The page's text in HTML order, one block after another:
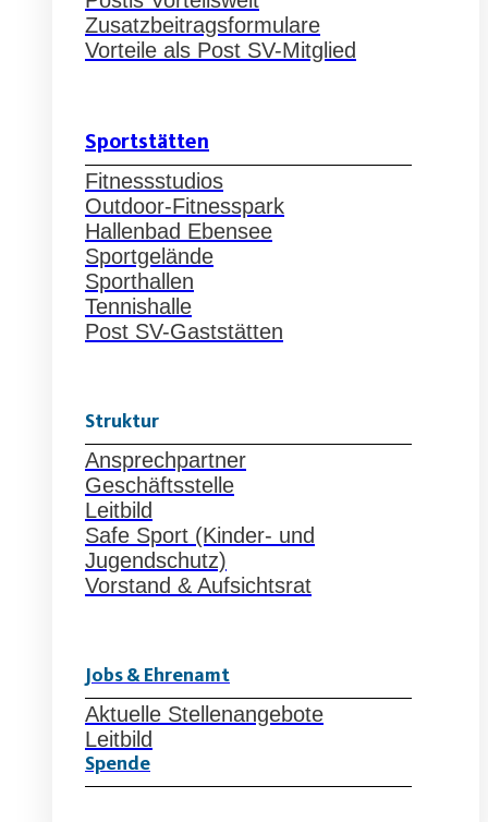
Zusatzbeitragsformulare
Vorteile als Post SV-Mitglied
Sportstätten
Fitnessstudios
Outdoor-Fitnesspark
Hallenbad Ebensee
Sportgelände
Sporthallen
Tennishalle
Post SV-Gaststätten
Struktur
Ansprechpartner
Geschäftsstelle
Leitbild
Safe Sport (Kinder- und
Jugendschutz)
Vorstand & Aufsichtsrat
Jobs & Ehrenamt
Aktuelle Stellenangebote
Leitbild
Spende